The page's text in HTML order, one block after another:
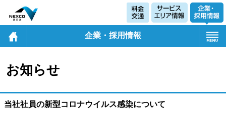
企業・採用情報
お知らせ
当社社員の新型コロナウイルス感染について